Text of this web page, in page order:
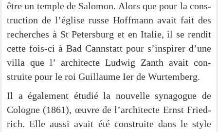
être un temp­le de Salo­mon. Alors que pour la con­s­
truc­tion de l’église rus­se Hoff­mann avait fait des
recher­ches à St Peters­burg et en Ita­lie, il se ren­dit
cet­te fois-ci à Bad Cannstatt pour s’inspirer d’une
vil­la que l’ archi­tec­te Lud­wig Zanth avait con­
struite pour le roi Guil­laume Ier de Wurtemberg.
Il a éga­le­ment étu­dié la nou­vel­le syn­ago­gue de
Colo­gne (1861), œuvre de l’architecte Ernst Fried­
rich. Elle aus­si avait été con­struite dans le style